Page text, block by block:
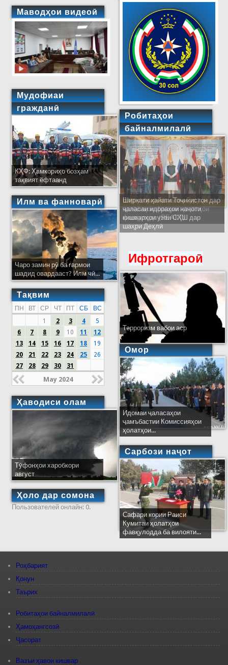
Маводҳои видеоӣ
Мудофиаи
гражданӣ
КҲФ: Ҳамкориҳо бозҳам
тақвият ёфтаанд
Илм ва фанноварӣ
Чаро замин рӯ ба гармои
шадид овардааст? Илм чӣ...
Тақвим
ПН ВТ СР ЧТ ПТ СБ
ВС
1
2 3 4
5
6
7 8 9 10 11
12
13
14 15 16 17 18
19
20
21 22 23 24 25
26
27
28 29 30 31
May 2024
Ҳаводиси олам
Тӯфонҳои харобкори
август
Ҳоло дар сомона
Пользователей онлайн: 0.
Робитаҳои
байналмилалӣ
Ширкати ҳайати Тоҷикистон дар
ҷаласаи идораҳои наҷоти
кишварҳои узви СҲШ дар
шаҳри Деҳлӣ
Ифротгароӣ
Терроризм вабои аср
Омор
Идомаи ҷаласаҳои
ҷамъбастии Комиссияҳои
ҳолатҳои...
Сарбози наҷот
Сафари кории Раиси
Кумитаи ҳолатҳои
фавқулодда ба вилояти...
Роҳбарият
Қонун
Таърих
Робитаҳои байналмилалӣ
Ҳамоҳангсозӣ
Ҷасорат
Вазъи ҳавои кишвар